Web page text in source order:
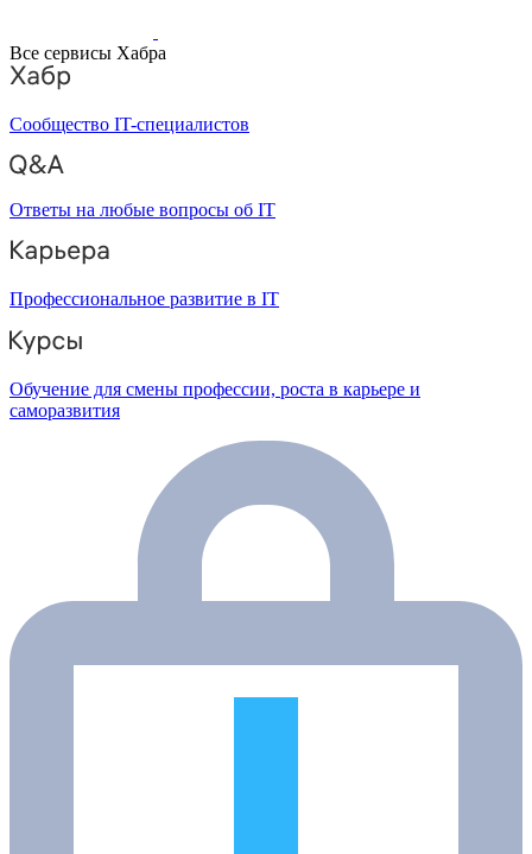
Все сервисы Хабра
Сообщество IT-специалистов
Ответы на любые вопросы об IT
Профессиональное развитие в IT
Обучение для смены профессии, роста в карьере и
саморазвития